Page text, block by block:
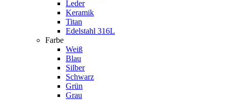
Leder
Keramik
Titan
Edelstahl 316L
Farbe
Weiß
Blau
Silber
Schwarz
Grün
Grau